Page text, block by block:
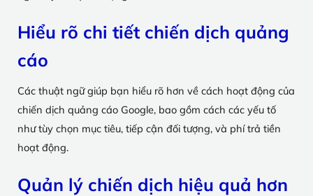
Hiểu rõ chi tiết chiến dịch quảng
cáo
Các thuật ngữ giúp bạn hiểu rõ hơn về cách hoạt động của
chiến dịch quảng cáo Google, bao gồm cách các yếu tố
như tùy chọn mục tiêu, tiếp cận đối tượng, và phí trả tiền
hoạt động.
Quản lý chiến dịch hiệu quả hơn